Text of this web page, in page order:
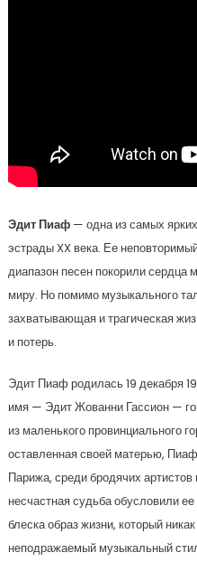
Эдит Пиаф— одна из самых
эстрады XX века. Ее
диапазон песен покорили
миру. Но помимо музыкального
захватывающая и трагическая
и потерь.
Эдит Пиаф родилась 19 декабря
имя — Эдит Жованни Гассион —
из маленького провинциального
оставленная своей матерью,
Парижа, среди бродячих артистов
несчастная судьба обусловили
блеска образ жизни, который
неподражаемый музыкальный